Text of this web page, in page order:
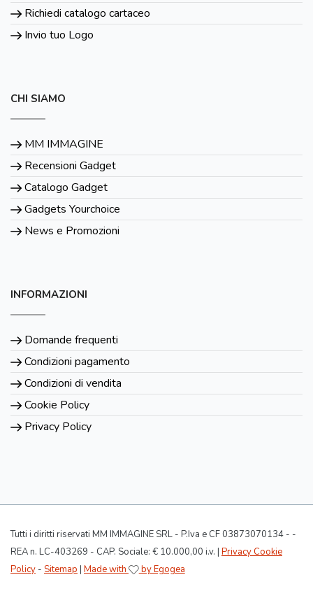
Richiedi catalogo cartaceo
Invio tuo Logo
CHI SIAMO
MM IMMAGINE
Recensioni Gadget
Catalogo Gadget
Gadgets Yourchoice
News e Promozioni
INFORMAZIONI
Domande frequenti
Condizioni pagamento
Condizioni di vendita
Cookie Policy
Privacy Policy
Tutti i diritti riservati MM IMMAGINE SRL - P.Iva e CF 03873070134 - -
REA n. LC-403269 - CAP. Sociale: € 10.000,00 i.v. | Privacy Cookie
Policy - Sitemap | Made with by Egogea